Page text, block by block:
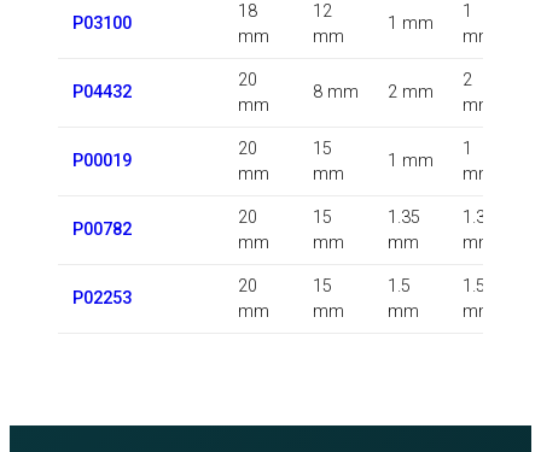
P03100
18
mm
12
mm
1 mm
1
mm
P04432
20
mm
8 mm 2 mm
2
mm
P00019
20
mm
15
mm
1 mm
1
mm
P00782
20
mm
15
mm
1.35
mm
1.35
mm
P02253
20
mm
15
mm
1.5
mm
1.5
mm